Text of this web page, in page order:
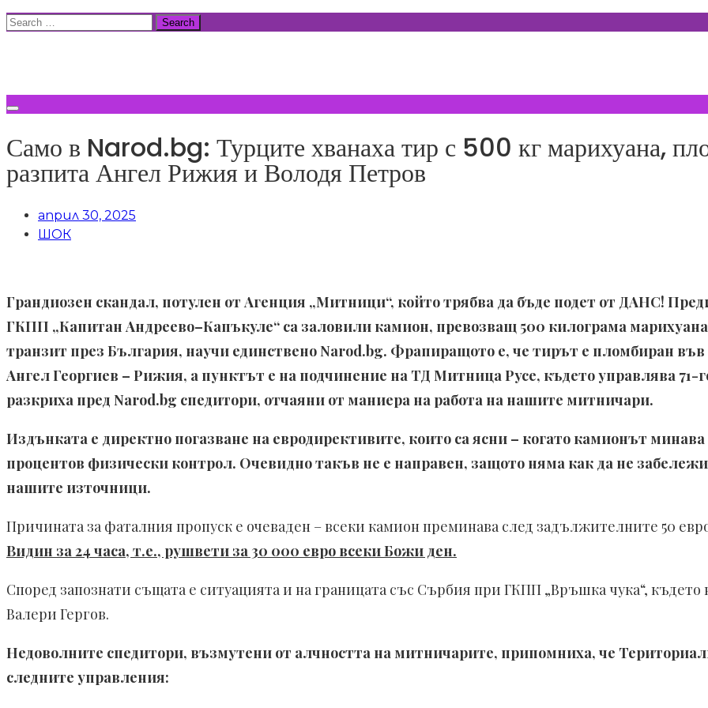
Skip
Search
Само в Narod.bg: Турците хванаха тир с 500 кг марихуана,
разпита Ангел Рижия и Володя Петров
април 30, 2025
ШОК
Грандиозен скандал, потулен от Агенция „Митници“, който трябва да бъде подет от ДАНС!
ГКПП „Капитан Андреево–Капъкуле“ са заловили камион, превозващ 500 килограма
транзит през България, научи единственоNarod.bg. Фрапиращото е, че тирът е пломбиран
Ангел Георгиев – Рижия, а пунктът е на подчинение на ТД Митница Русе, където управлява
разкриха пред Narod.bg спедитори, отчаяни от маниера на работа на нашите митничари.
Издънката е директно погазване на евродирективите, които са ясни – когато камионът
процентов физически контрол. Очевидно такъв не е направен, защото няма как да не
нашите източници.
Причината за фаталния пропуск е очеваден – всеки камион преминава след задължителните 50
Видин за 24 часа, т.е., рушвети за 30 000 евро всеки Божи ден.
Според запознати същата е ситуацията и на границата със Сърбия при ГКПП „Връшка чука“, където
Валери Гергов.
Недоволните спедитори, възмутени от алчността на митничарите, припомниха, че
следните управления: